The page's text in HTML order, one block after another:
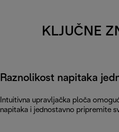
KLJUČNE
Raznolikost napitaka
Intuitivna upravljačka ploča
napitaka i jednostavno pripremite